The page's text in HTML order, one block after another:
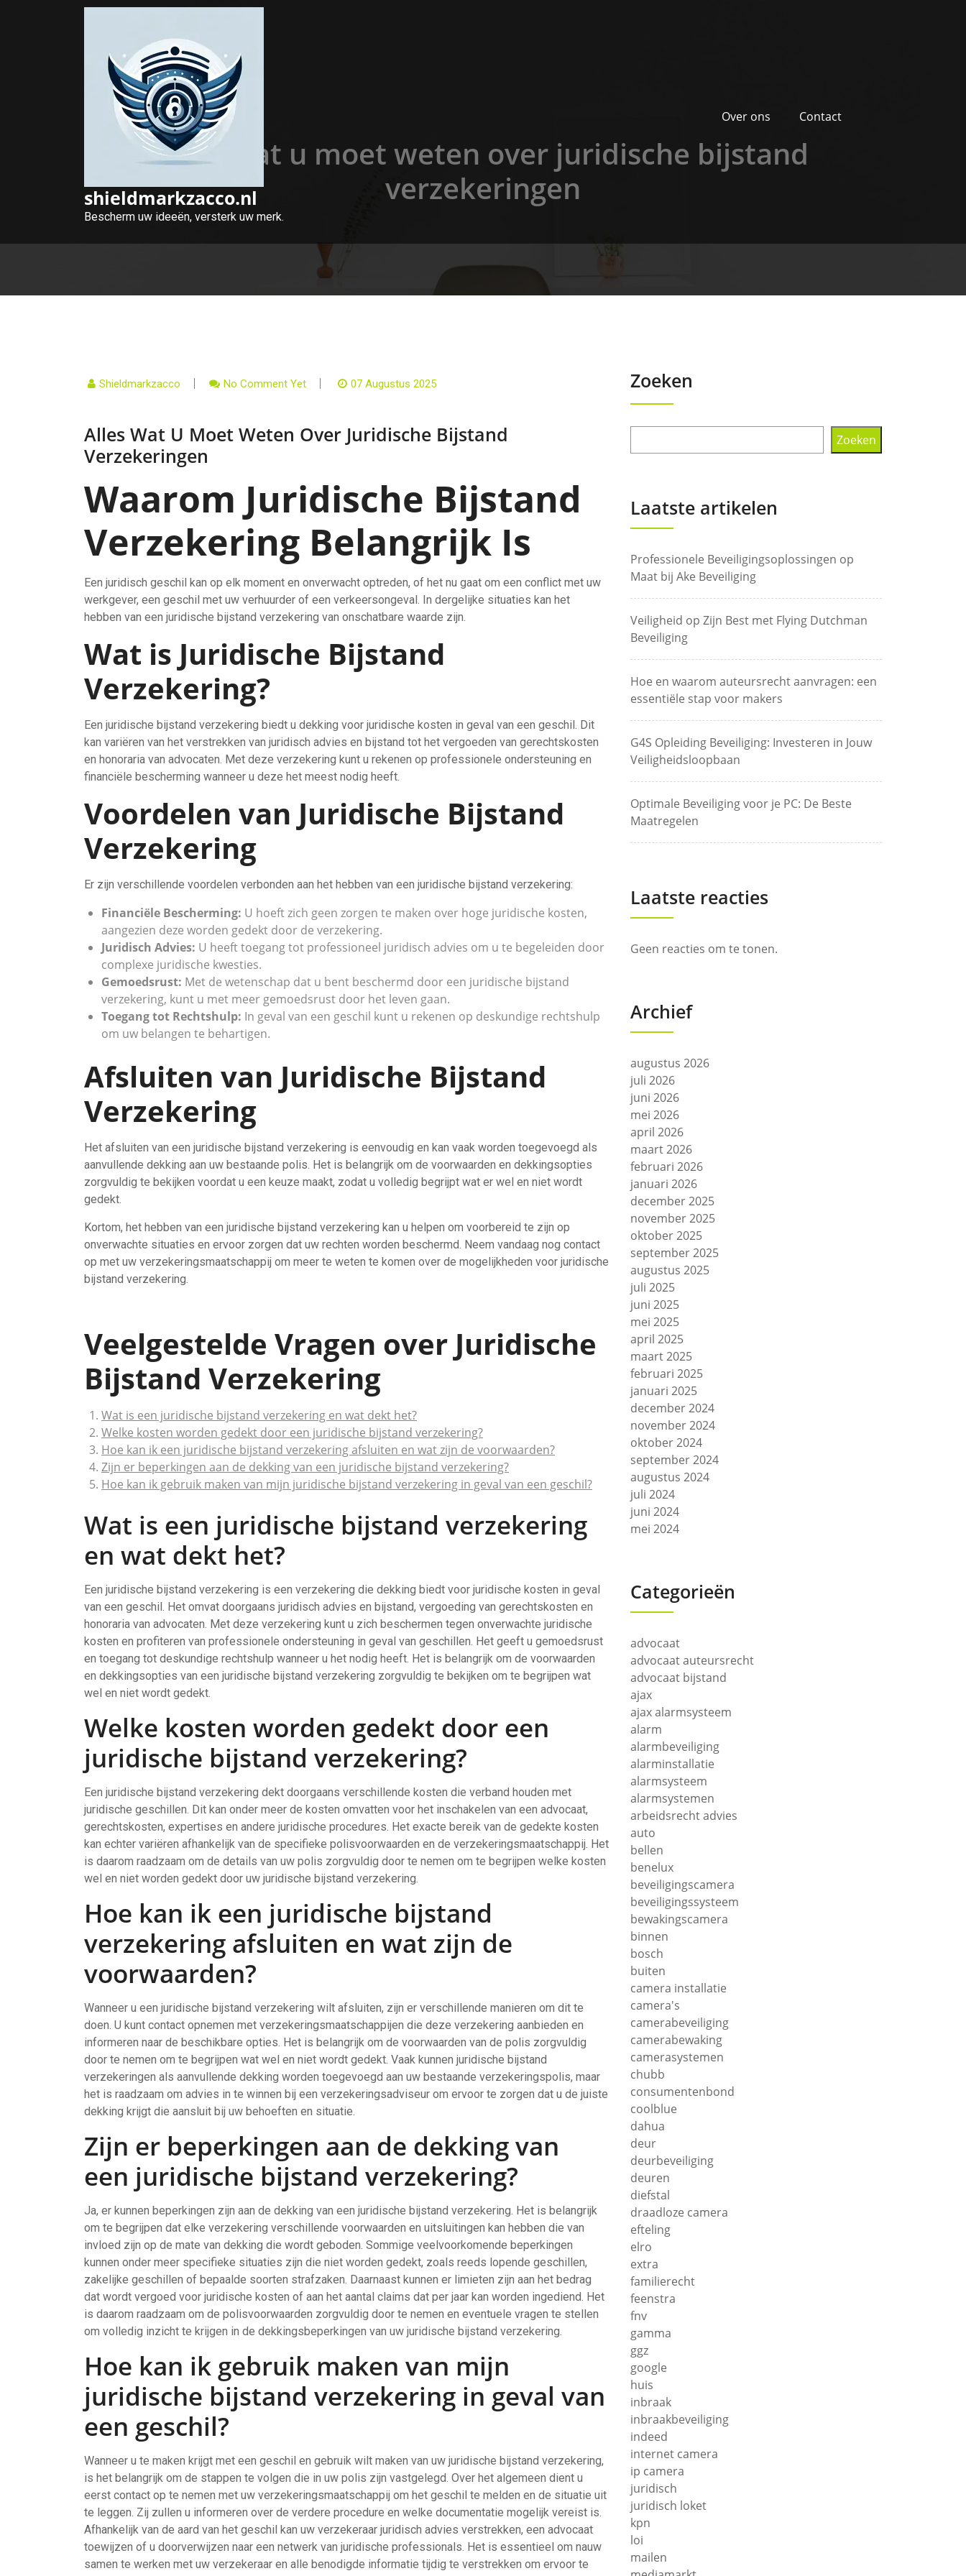
shieldmarkzacco.nl
Bescherm uw ideeën, versterk uw merk.
Over ons Contact
Alles wat u moet weten over juridische bijstand
verzekeringen
Shieldmarkzacco No Comment Yet 07 Augustus 2025
Alles Wat U Moet Weten Over Juridische Bijstand
Verzekeringen
Waarom Juridische Bijstand
Verzekering Belangrijk Is
Een juridisch geschil kan op elk moment en onverwacht optreden, of het nu gaat om een conflict met uw
werkgever, een geschil met uw verhuurder of een verkeersongeval. In dergelijke situaties kan het
hebben van een juridische bijstand verzekering van onschatbare waarde zijn.
Wat is Juridische Bijstand
Verzekering?
Een juridische bijstand verzekering biedt u dekking voor juridische kosten in geval van een geschil. Dit
kan variëren van het verstrekken van juridisch advies en bijstand tot het vergoeden van gerechtskosten
en honoraria van advocaten. Met deze verzekering kunt u rekenen op professionele ondersteuning en
financiële bescherming wanneer u deze het meest nodig heeft.
Voordelen van Juridische Bijstand
Verzekering
Er zijn verschillende voordelen verbonden aan het hebben van een juridische bijstand verzekering:
Financiële Bescherming: U hoeft zich geen zorgen te maken over hoge juridische kosten,
aangezien deze worden gedekt door de verzekering.
Juridisch Advies: U heeft toegang tot professioneel juridisch advies om u te begeleiden door
complexe juridische kwesties.
Gemoedsrust: Met de wetenschap dat u bent beschermd door een juridische bijstand
verzekering, kunt u met meer gemoedsrust door het leven gaan.
Toegang tot Rechtshulp: In geval van een geschil kunt u rekenen op deskundige rechtshulp
om uw belangen te behartigen.
Afsluiten van Juridische Bijstand
Verzekering
Het afsluiten van een juridische bijstand verzekering is eenvoudig en kan vaak worden toegevoegd als
aanvullende dekking aan uw bestaande polis. Het is belangrijk om de voorwaarden en dekkingsopties
zorgvuldig te bekijken voordat u een keuze maakt, zodat u volledig begrijpt wat er wel en niet wordt
gedekt.
Kortom, het hebben van een juridische bijstand verzekering kan u helpen om voorbereid te zijn op
onverwachte situaties en ervoor zorgen dat uw rechten worden beschermd. Neem vandaag nog contact
op met uw verzekeringsmaatschappij om meer te weten te komen over de mogelijkheden voor juridische
bijstand verzekering.
Veelgestelde Vragen over Juridische
Bijstand Verzekering
Wat is een juridische bijstand verzekering en wat dekt het?
Welke kosten worden gedekt door een juridische bijstand verzekering?
Hoe kan ik een juridische bijstand verzekering afsluiten en wat zijn de voorwaarden?
Zijn er beperkingen aan de dekking van een juridische bijstand verzekering?
Hoe kan ik gebruik maken van mijn juridische bijstand verzekering in geval van een geschil?
Wat is een juridische bijstand verzekering
en wat dekt het?
Een juridische bijstand verzekering is een verzekering die dekking biedt voor juridische kosten in geval
van een geschil. Het omvat doorgaans juridisch advies en bijstand, vergoeding van gerechtskosten en
honoraria van advocaten. Met deze verzekering kunt u zich beschermen tegen onverwachte juridische
kosten en profiteren van professionele ondersteuning in geval van geschillen. Het geeft u gemoedsrust
en toegang tot deskundige rechtshulp wanneer u het nodig heeft. Het is belangrijk om de voorwaarden
en dekkingsopties van een juridische bijstand verzekering zorgvuldig te bekijken om te begrijpen wat
wel en niet wordt gedekt.
Welke kosten worden gedekt door een
juridische bijstand verzekering?
Een juridische bijstand verzekering dekt doorgaans verschillende kosten die verband houden met
juridische geschillen. Dit kan onder meer de kosten omvatten voor het inschakelen van een advocaat,
gerechtskosten, expertises en andere juridische procedures. Het exacte bereik van de gedekte kosten
kan echter variëren afhankelijk van de specifieke polisvoorwaarden en de verzekeringsmaatschappij. Het
is daarom raadzaam om de details van uw polis zorgvuldig door te nemen om te begrijpen welke kosten
wel en niet worden gedekt door uw juridische bijstand verzekering.
Hoe kan ik een juridische bijstand
verzekering afsluiten en wat zijn de
voorwaarden?
Wanneer u een juridische bijstand verzekering wilt afsluiten, zijn er verschillende manieren om dit te
doen. U kunt contact opnemen met verzekeringsmaatschappijen die deze verzekering aanbieden en
informeren naar de beschikbare opties. Het is belangrijk om de voorwaarden van de polis zorgvuldig
door te nemen om te begrijpen wat wel en niet wordt gedekt. Vaak kunnen juridische bijstand
verzekeringen als aanvullende dekking worden toegevoegd aan uw bestaande verzekeringspolis, maar
het is raadzaam om advies in te winnen bij een verzekeringsadviseur om ervoor te zorgen dat u de juiste
dekking krijgt die aansluit bij uw behoeften en situatie.
Zijn er beperkingen aan de dekking van
een juridische bijstand verzekering?
Ja, er kunnen beperkingen zijn aan de dekking van een juridische bijstand verzekering. Het is belangrijk
om te begrijpen dat elke verzekering verschillende voorwaarden en uitsluitingen kan hebben die van
invloed zijn op de mate van dekking die wordt geboden. Sommige veelvoorkomende beperkingen
kunnen onder meer specifieke situaties zijn die niet worden gedekt, zoals reeds lopende geschillen,
zakelijke geschillen of bepaalde soorten strafzaken. Daarnaast kunnen er limieten zijn aan het bedrag
dat wordt vergoed voor juridische kosten of aan het aantal claims dat per jaar kan worden ingediend. Het
is daarom raadzaam om de polisvoorwaarden zorgvuldig door te nemen en eventuele vragen te stellen
om volledig inzicht te krijgen in de dekkingsbeperkingen van uw juridische bijstand verzekering.
Hoe kan ik gebruik maken van mijn
juridische bijstand verzekering in geval van
een geschil?
Wanneer u te maken krijgt met een geschil en gebruik wilt maken van uw juridische bijstand verzekering,
is het belangrijk om de stappen te volgen die in uw polis zijn vastgelegd. Over het algemeen dient u
eerst contact op te nemen met uw verzekeringsmaatschappij om het geschil te melden en de situatie uit
te leggen. Zij zullen u informeren over de verdere procedure en welke documentatie mogelijk vereist is.
Afhankelijk van de aard van het geschil kan uw verzekeraar juridisch advies verstrekken, een advocaat
toewijzen of u doorverwijzen naar een netwerk van juridische professionals. Het is essentieel om nauw
samen te werken met uw verzekeraar en alle benodigde informatie tijdig te verstrekken om ervoor te
Zoeken
Zoeken
Laatste artikelen
Professionele Beveiligingsoplossingen op
Maat bij Ake Beveiliging
Veiligheid op Zijn Best met Flying Dutchman
Beveiliging
Hoe en waarom auteursrecht aanvragen: een
essentiële stap voor makers
G4S Opleiding Beveiliging: Investeren in Jouw
Veiligheidsloopbaan
Optimale Beveiliging voor je PC: De Beste
Maatregelen
Laatste reacties
Geen reacties om te tonen.
Archief
augustus 2026
juli 2026
juni 2026
mei 2026
april 2026
maart 2026
februari 2026
januari 2026
december 2025
november 2025
oktober 2025
september 2025
augustus 2025
juli 2025
juni 2025
mei 2025
april 2025
maart 2025
februari 2025
januari 2025
december 2024
november 2024
oktober 2024
september 2024
augustus 2024
juli 2024
juni 2024
mei 2024
Categorieën
advocaat
advocaat auteursrecht
advocaat bijstand
ajax
ajax alarmsysteem
alarm
alarmbeveiliging
alarminstallatie
alarmsysteem
alarmsystemen
arbeidsrecht advies
auto
bellen
benelux
beveiligingscamera
beveiligingssysteem
bewakingscamera
binnen
bosch
buiten
camera installatie
camera's
camerabeveiliging
camerabewaking
camerasystemen
chubb
consumentenbond
coolblue
dahua
deur
deurbeveiliging
deuren
diefstal
draadloze camera
efteling
elro
extra
familierecht
feenstra
fnv
gamma
ggz
google
huis
inbraak
inbraakbeveiliging
indeed
internet camera
ip camera
juridisch
juridisch loket
kpn
loi
mailen